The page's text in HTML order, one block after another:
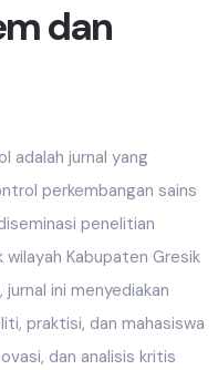
dan
adalah jurnal yang
perkembangan sains
penelitian
Kabupaten Gresik
ini menyediakan
praktisi, dan mahasiswa
dan analisis kritis